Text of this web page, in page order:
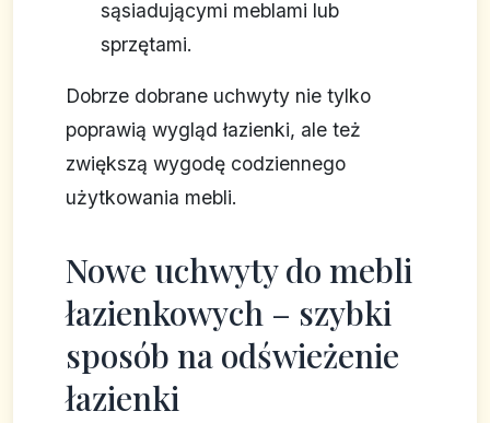
sąsiadującymi meblami lub
sprzętami.
Dobrze dobrane uchwyty nie tylko
poprawią wygląd łazienki, ale też
zwiększą wygodę codziennego
użytkowania mebli.
Nowe uchwyty do mebli
łazienkowych – szybki
sposób na odświeżenie
łazienki